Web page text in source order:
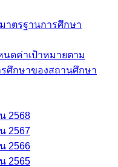
าตรฐานการศึกษา
นดค่าเป้าหมายตาม
ศึกษาของสถานศึกษา
2568
2567
2566
2565